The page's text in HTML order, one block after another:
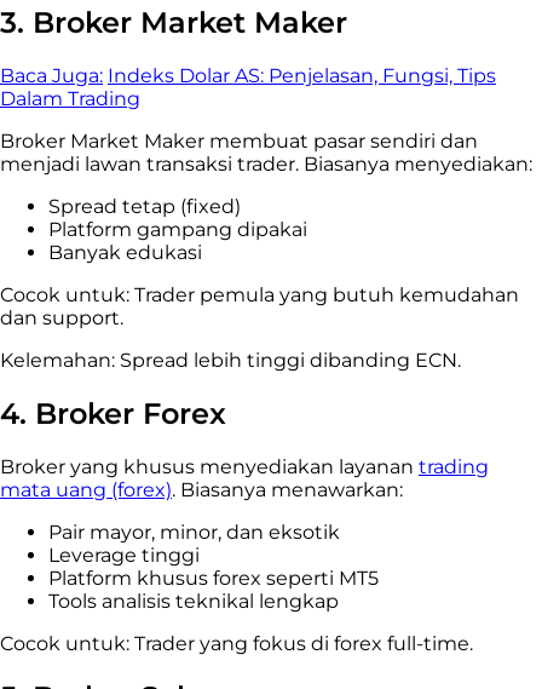
3. Broker Market Maker
Baca Juga: Indeks Dolar AS: Penjelasan, Fungsi, Tips
Dalam Trading
Broker Market Maker membuat pasar sendiri dan
menjadi lawan transaksi trader. Biasanya menyediakan:
Spread tetap (fixed)
Platform gampang dipakai
Banyak edukasi
Cocok untuk: Trader pemula yang butuh kemudahan
dan support.
Kelemahan: Spread lebih tinggi dibanding ECN.
4. Broker Forex
Broker yang khusus menyediakan layanan trading
mata uang (forex). Biasanya menawarkan:
Pair mayor, minor, dan eksotik
Leverage tinggi
Platform khusus forex seperti MT5
Tools analisis teknikal lengkap
Cocok untuk: Trader yang fokus di forex full-time.